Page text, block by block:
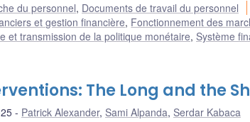
du personnel, Documents de travail du personnel
et gestion financière, Fonctionnement des
et transmission de la politique monétaire, Système
The Long and the
Patrick Alexander, Sami Alpanda, Serdar Kabaca